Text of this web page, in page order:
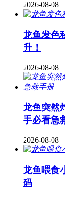
2026-08-08
龙鱼发色
升！
2026-08-08
龙鱼突然
手必看急
2026-08-08
龙鱼喂食
码